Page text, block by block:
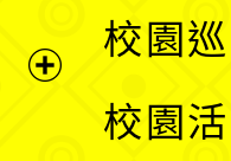
單
校園
校園